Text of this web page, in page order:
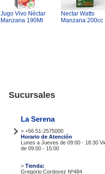
Jugo Vivo Néctar
Manzana 190Ml
Nectar Watts
Manzana 200cc
Sucursales
La Serena
> +56 51-2575000
Horario de Atención
Lunes a Jueves de 09:00 - 18:30
de 09:00 - 15:00
> Tienda:
Gregorio Cordovez Nº484